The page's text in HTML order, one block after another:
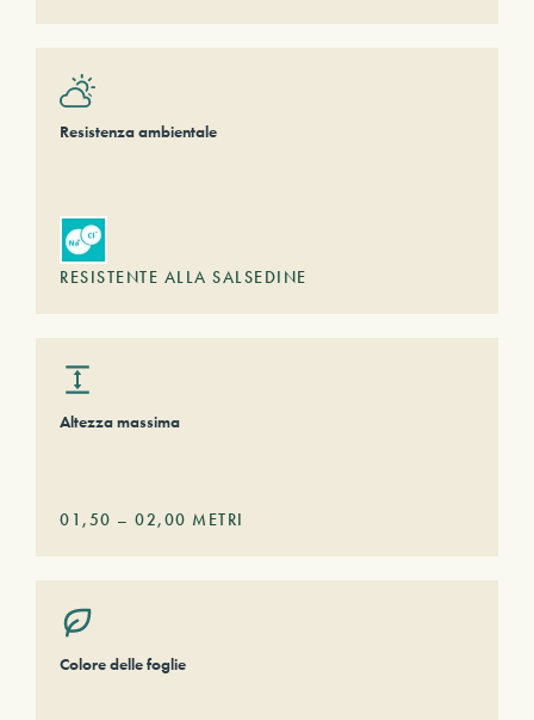
Resistenza ambientale
RESISTENTE ALLA SALSEDINE
Altezza massima
01,50 – 02,00 METRI
Colore delle foglie